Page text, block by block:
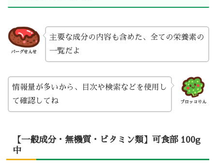
バーグせんせ
主要な成分の内容も含めた、全ての栄養素の
一覧だよ
ブロッコりん
情報量が多いから、目次や検索などを使用し
て確認してね
【一般成分・無機質・ビタミン類】可食部 100g
中